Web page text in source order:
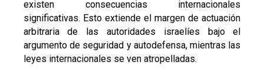
existen consecuencias internacionales
significativas. Esto extiende el margen de actuación
arbitraria de las autoridades israelíes bajo el
argumento de seguridad y autodefensa, mientras las
leyes internacionales se ven atropelladas.